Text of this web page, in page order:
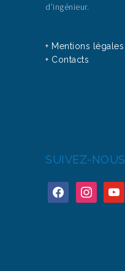
d’ingénieur.
+ Mentions légales
+ Contacts
SUIVEZ-NOUS